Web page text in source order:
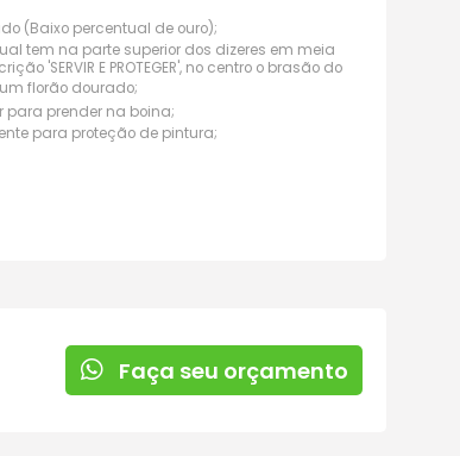
(Baixo percentual de ouro);
tem na parte superior dos dizeres em meia
'SERVIR E PROTEGER', no centro o brasão do
florão dourado;
para prender na boina;
para proteção de pintura;
Faça seu orçamento